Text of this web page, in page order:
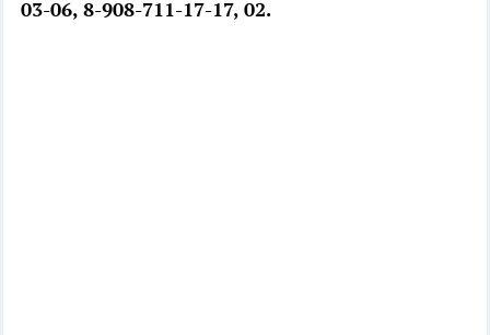
03-06, 8-908-711-17-17, 02.